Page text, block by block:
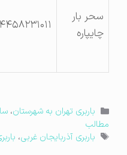
سحر بار
چایپاره
۴۴۵۸۲۳۱۰۱۱
دسته‌ها
باربری تهران به شهرستان،سایر
مطالب
برچسب‌ها
باربری آذربایجان غربی ،باربری